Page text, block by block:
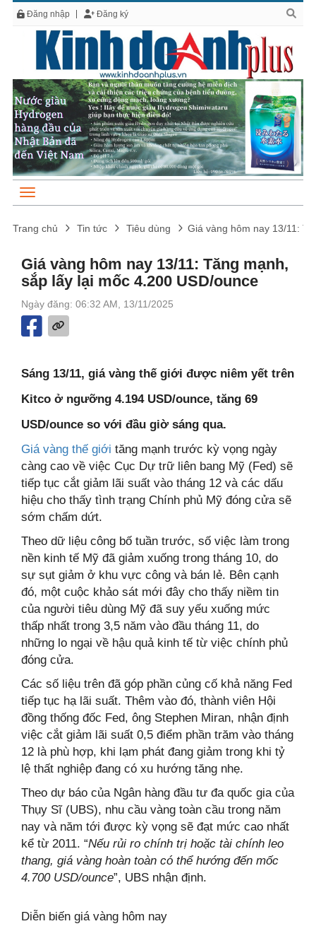
Đăng nhập Đăng ký
Trang chủ Tin tức Tiêu dùng Giá vàng hôm nay 13/11:
Giá vàng hôm nay 13/11: Tăng mạnh,
sắp lấy lại mốc 4.200 USD/ounce
Ngày đăng: 06:32 AM, 13/11/2025
Sáng 13/11, giá vàng thế giới được niêm yết trên
Kitco ở ngưỡng 4.194 USD/ounce, tăng 69
USD/ounce so với đầu giờ sáng qua.
Giá vàng thế giới tăng mạnh trước kỳ vọng ngày
càng cao về việc Cục Dự trữ liên bang Mỹ (Fed) sẽ
tiếp tục cắt giảm lãi suất vào tháng 12 và các dấu
hiệu cho thấy tình trạng Chính phủ Mỹ đóng cửa sẽ
sớm chấm dứt.
Theo dữ liệu công bố tuần trước, số việc làm trong
nền kinh tế Mỹ đã giảm xuống trong tháng 10, do
sự sụt giảm ở khu vực công và bán lẻ. Bên cạnh
đó, một cuộc khảo sát mới đây cho thấy niềm tin
của người tiêu dùng Mỹ đã suy yếu xuống mức
thấp nhất trong 3,5 năm vào đầu tháng 11, do
những lo ngại về hậu quả kinh tế từ việc chính phủ
đóng cửa.
Các số liệu trên đã góp phần củng cố khả năng Fed
tiếp tục hạ lãi suất. Thêm vào đó, thành viên Hội
đồng thống đốc Fed, ông Stephen Miran, nhận định
việc cắt giảm lãi suất 0,5 điểm phần trăm vào tháng
12 là phù hợp, khi lạm phát đang giảm trong khi tỷ
lệ thất nghiệp đang có xu hướng tăng nhẹ.
Theo dự báo của Ngân hàng đầu tư đa quốc gia của
Thụy Sĩ (UBS), nhu cầu vàng toàn cầu trong năm
nay và năm tới được kỳ vọng sẽ đạt mức cao nhất
kể từ 2011. “Nếu rủi ro chính trị hoặc tài chính leo
thang, giá vàng hoàn toàn có thể hướng đến mốc
4.700 USD/ounce”, UBS nhận định.
Diễn biến giá vàng hôm nay